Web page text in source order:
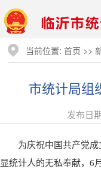
当前位置:首页 >>
市统计局组
发布日
为庆祝中国共产党
显统计人的无私奉献，6